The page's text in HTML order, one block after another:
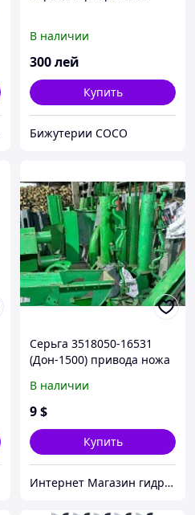
В наличии
300лей
Купить
Бижутерии COCO
Серьга 3518050-16531
(Дон-1500) привода ножа
В наличии
9$
Купить
Интернет Магазин гидравлических узлов